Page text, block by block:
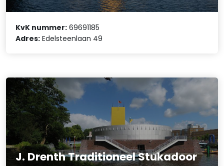
KvK nummer: 69691185
Adres: Edelsteenlaan 49
J. Drenth Traditioneel Stukadoor